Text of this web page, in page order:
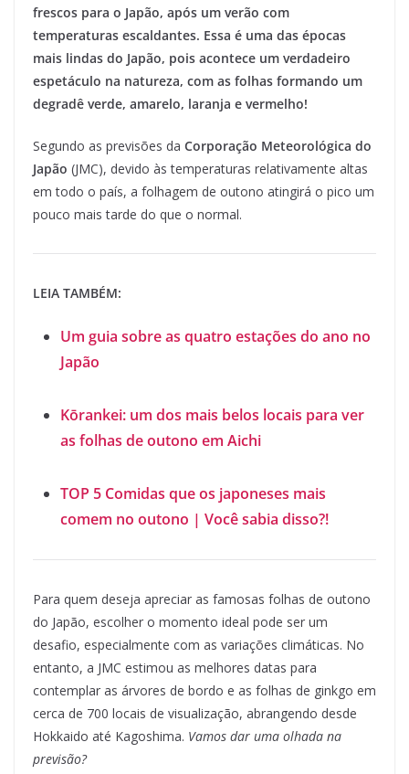
frescos para o Japão, após um verão com
temperaturas escaldantes. Essa é uma das épocas
mais lindas do Japão, pois acontece um verdadeiro
espetáculo na natureza, com as folhas formando um
degradê verde, amarelo, laranja e vermelho!
Segundo as previsões da Corporação Meteorológica do
Japão (JMC), devido às temperaturas relativamente altas
em todo o país, a folhagem de outono atingirá o pico um
pouco mais tarde do que o normal.
LEIA TAMBÉM:
Um guia sobre as quatro estações do ano no
Japão
Kōrankei: um dos mais belos locais para ver
as folhas de outono em Aichi
TOP 5 Comidas que os japoneses mais
comem no outono | Você sabia disso?!
Para quem deseja apreciar as famosas folhas de outono
do Japão, escolher o momento ideal pode ser um
desafio, especialmente com as variações climáticas. No
entanto, a JMC estimou as melhores datas para
contemplar as árvores de bordo e as folhas de ginkgo em
cerca de 700 locais de visualização, abrangendo desde
Hokkaido até Kagoshima. Vamos dar uma olhada na
previsão?